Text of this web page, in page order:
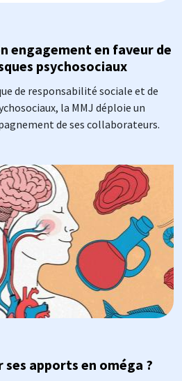
engagement en faveur de
psychosociaux
de responsabilité sociale et de
la MMJ déploie un
de ses collaborateurs.
apports en oméga ?